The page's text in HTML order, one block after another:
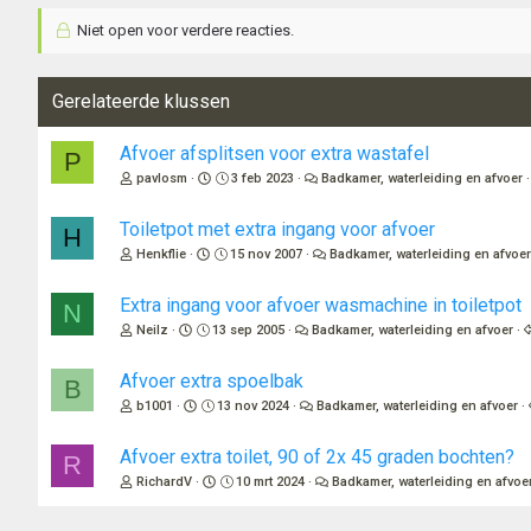
Niet open voor verdere reacties.
Gerelateerde klussen
P Afvoer afsplitsen voor extra wastafel
pavlosm 3 feb 2023 Badkamer, waterleiding en afvoer
H Toiletpot met extra ingang voor afvoer
Henkflie 15 nov 2007 Badkamer, waterleiding en afvoer
N Extra ingang voor afvoer wasmachine in toiletpot
Neilz 13 sep 2005 Badkamer, waterleiding en afvoer
B Afvoer extra spoelbak
b1001 13 nov 2024 Badkamer, waterleiding en afvoer
R Afvoer extra toilet, 90 of 2x 45 graden bochten?
RichardV 10 mrt 2024 Badkamer, waterleiding en